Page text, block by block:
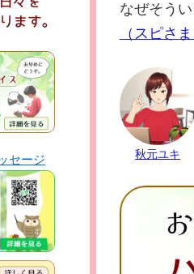
なぜそう
（スピさ
秋元ユキ